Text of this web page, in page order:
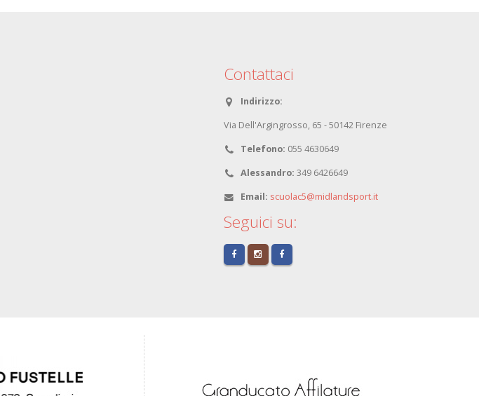
Contattaci
Indirizzo:
Via Dell'Argingrosso, 65 - 50142 Firenze
Telefono: 055 4630649
Alessandro: 349 6426649
Email: scuolac5@midlandsport.it
Seguici su: